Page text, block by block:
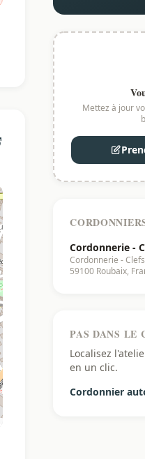
Mettez à jour
Cordonnerie -
- 59100
Cordonnerie -
59100 Roubaix,
PAS DANS LE
Localisez
en un clic.
Cordonnier